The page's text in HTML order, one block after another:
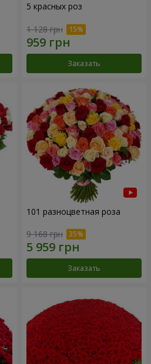
5 красных роз
1 128 грн
Заказать
101 разноцветная роза
9 168 грн
Заказать